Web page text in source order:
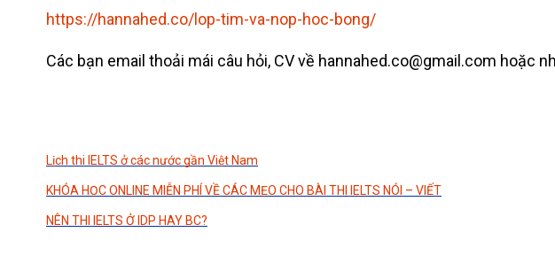
https://hannahed.co/lop-tim-va-nop-hoc-bong/
Các bạn email thoải mái câu hỏi, CV về hannahed.co@gmail.com hoặc
Lịch thi IELTS ở các nước gần Việt Nam
KHÓA HỌC ONLINE MIỄN PHÍ VỀ CÁC MẸO CHO BÀI THI IELTS NÓI – VIẾT
NÊN THI IELTS Ở IDP HAY BC?